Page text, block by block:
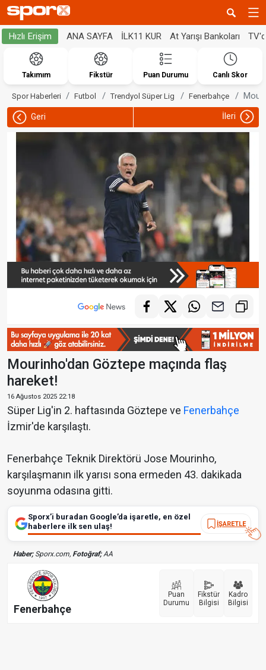
Hızlı Erişim ANA SAYFA İLK11 KUR At Yarışı Bankoları
Takımım Fikstür Puan Durumu Canlı Skor
Spor Haberleri Futbol Trendyol Süper Lig Fenerbahçe
Geri İleri
Mourinho'dan Göztepe maçında flaş
hareket!
16 Ağustos 2025 22:18
Süper Lig'in 2. haftasında Göztepe ve Fenerbahçe
İzmir'de karşılaştı.
Fenerbahçe Teknik Direktörü Jose Mourinho,
karşılaşmanın ilk yarısı sona ermeden 43. dakikada
soyunma odasına gitti.
Sporx’i buradan Google’da işaretle, en özel
haberlere ilk sen ulaş!
İŞARETLE
Haber;Sporx.com, Fotoğraf;AA
Fenerbahçe
Puan
Durumu
Fikstür
Bilgisi
Kadro
Bilgisi